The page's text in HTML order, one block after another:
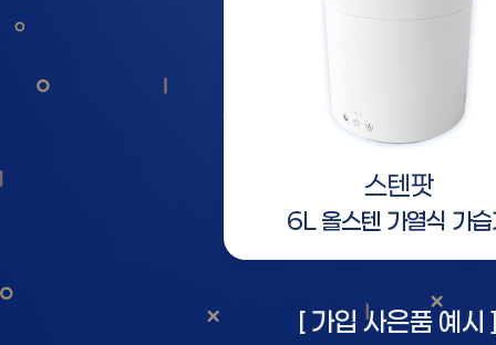
스텐팟
6L 올스텐 가열식 가습
[ 가입 사은품 예시